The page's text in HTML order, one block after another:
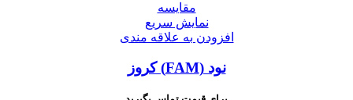
مقايسه
نمایش سریع
افزودن به علاقه مندی
نود (FAM) کروز